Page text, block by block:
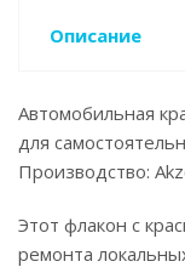
Описание
Автомобильная
для
Производство:
Этот флакон с
ремонта